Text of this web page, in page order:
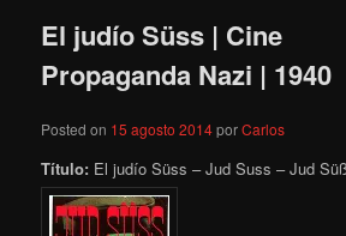
El judío Süss | Cine
Propaganda Nazi | 1940
Posted on 15 agosto 2014porCarlos
Título: El judío Süss – Jud Suss – Jud